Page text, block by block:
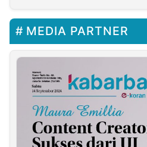
MEDIA PARTNER